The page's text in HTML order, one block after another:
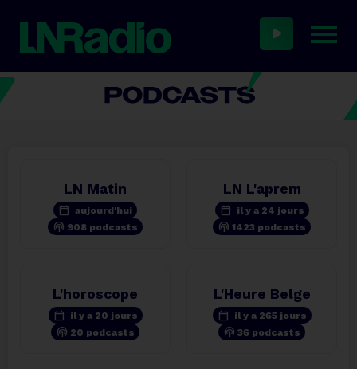
LN Matin
calendar_today aujourd'hui
podcasts 908 podcasts
LN L'aprem
calendar_today il y a 24 jours
podcasts 1423 podcasts
L'horoscope
calendar_today il y a 20 jours
podcasts 20 podcasts
L'Heure Belge
calendar_today il y a 265 jours
podcasts 36 podcasts